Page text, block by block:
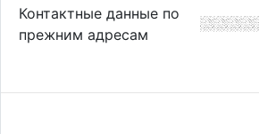
Контактные данные по
прежним адресам